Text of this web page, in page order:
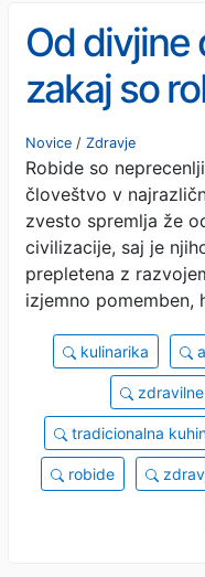
Od divjine
zakaj so
poletni
Novice / Zdravje
Robide so
človeštvo v
zvesto spremlja že
civilizacije, saj je
prepletena z
izjemno pomemben,
kulinarika
tradicionalna
robide